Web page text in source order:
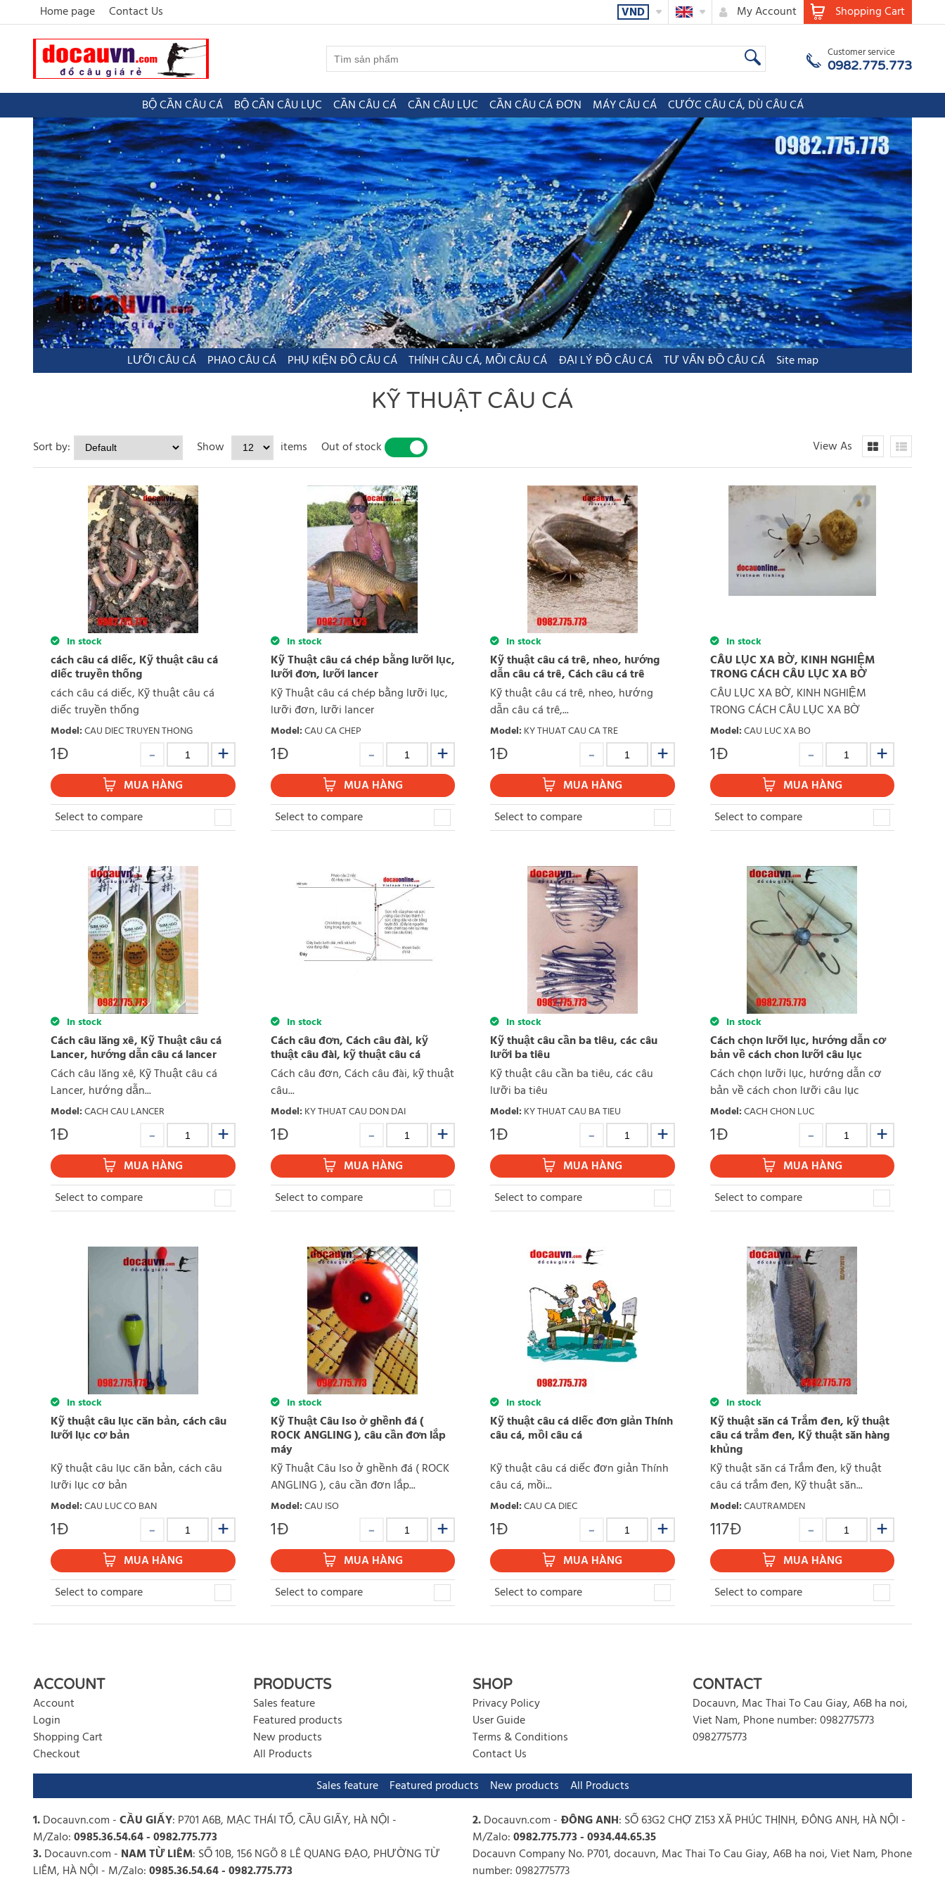
Home page Contact Us Shopping Cart
My Account
VND
Customer service
0982.775.773
BỘ CẦN CÂU CÁ BỘ CẦN CÂU LỤC CẦN CÂU CÁ CẦN CÂU LỤC CẦN CÂU CÁ ĐƠN MÁY CÂU CÁ CƯỚC CÂU CÁ, DÙ CÂU CÁ
LƯỠI CÂU CÁ PHAO CÂU CÁ PHỤ KIỆN ĐỒ CÂU CÁ THÍNH CÂU CÁ, MỒI CÂU CÁ ĐẠI LÝ ĐỒ CÂU CÁ TƯ VẤN ĐỒ CÂU CÁ Site map
KỸ THUẬT CÂU CÁ
View As
Sort by: Show items Out of stock
In stock
cách câu cá diếc, Kỹ thuật câu cá
diếc truyền thống
cách câu cá diếc, Kỹ thuật câu cá
diếc truyền thống
Model:CAU DIEC TRUYEN THONG
1Đ
MUA HÀNG
Select to compare
In stock
Kỹ Thuật câu cá chép bằng lưỡi lục,
lưỡi đơn, lưỡi lancer
Kỹ Thuật câu cá chép bằng lưỡi lục,
lưỡi đơn, lưỡi lancer
Model:CAU CA CHEP
1Đ
MUA HÀNG
Select to compare
In stock
Kỹ thuật câu cá trê, nheo, hướng
dẫn câu cá trê, Cách câu cá trê
Kỹ thuật câu cá trê, nheo, hướng
dẫn câu cá trê,...
Model: KY THUAT CAU CA TRE
1Đ
MUA HÀNG
Select to compare
In stock
CÂU LỤC XA BỜ, KINH NGHIỆM
TRONG CÁCH CÂU LỤC XA BỜ
CÂU LỤC XA BỜ, KINH NGHIỆM
TRONG CÁCH CÂU LỤC XA BỜ
Model:CAU LUC XA BO
1Đ
MUA HÀNG
Select to compare
In stock
Cách câu lăng xê, Kỹ Thuật câu cá
Lancer, hướng dẫn câu cá lancer
Cách câu lăng xê, Kỹ Thuật câu cá
Lancer, hướng dẫn...
Model:CACH CAU LANCER
1Đ
MUA HÀNG
Select to compare
In stock
Cách câu đơn, Cách câu đài, kỹ
thuật câu đài, kỹ thuật câu cá
Cách câu đơn, Cách câu đài, kỹ thuật
câu...
Model: KY THUAT CAU DON DAI
1Đ
MUA HÀNG
Select to compare
In stock
Kỹ thuật câu cần ba tiêu, các câu
lưỡi ba tiêu
Kỹ thuật câu cần ba tiêu, các câu
lưỡi ba tiêu
Model: KY THUAT CAU BA TIEU
1Đ
MUA HÀNG
Select to compare
In stock
Cách chọn lưỡi lục, hướng dẫn cơ
bản về cách chon lưỡi câu lục
Cách chọn lưỡi lục, hướng dẫn cơ
bản về cách chon lưỡi câu lục
Model:CACH CHON LUC
1Đ
MUA HÀNG
Select to compare
In stock
Kỹ thuật câu lục căn bản, cách câu
lưỡi lục cơ bản
Kỹ thuật câu lục căn bản, cách câu
lưỡi lục cơ bản
Model:CAU LUC CO BAN
1Đ
MUA HÀNG
Select to compare
In stock
Kỹ Thuật Câu Iso ở ghềnh đá (
ROCK ANGLING ), câu cần đơn lắp
máy
Kỹ Thuật Câu Iso ở ghềnh đá ( ROCK
ANGLING ), câu cần đơn lắp...
Model:CAU ISO
1Đ
MUA HÀNG
Select to compare
In stock
Kỹ thuật câu cá diếc đơn giản Thính
câu cá, mồi câu cá
Kỹ thuật câu cá diếc đơn giản Thính
câu cá, mồi...
Model:CAU CA DIEC
1Đ
MUA HÀNG
Select to compare
In stock
Kỹ thuật săn cá Trắm đen, kỹ thuật
câu cá trắm đen, Kỹ thuật săn hàng
khủng
Kỹ thuật săn cá Trắm đen, kỹ thuật
câu cá trắm đen, Kỹ thuật săn...
Model:CAUTRAMDEN
117Đ
MUA HÀNG
Select to compare
ACCOUNT
Account
Login
Shopping Cart
Checkout
PRODUCTS
Sales feature
Featured products
New products
All Products
SHOP
Privacy Policy
User Guide
Terms & Conditions
Contact Us
CONTACT
Docauvn, Mac Thai ToCau Giay,A6B ha noi,
Viet Nam, Phone number: 0982775773
0982775773
Sales feature Featured products New products
All Products
1.Docauvn.com -CẦU GIẤY: P701 A6B, MẠC THÁI TỔ, CẦU GIẤY, HÀ NỘI -
M/Zalo:0985.36.54.64 - 0982.775.773
3.Docauvn.com - NAM TỪ LIÊM: SỐ 10B, 156 NGÕ 8 LÊ QUANG ĐẠO, PHƯỜNG TỪ
LIÊM, HÀ NỘI - M/Zalo:0985.36.54.64 - 0982.775.773
2.Docauvn.com - ĐÔNG ANH: SỐ 63G2 CHỢ Z153 XÃ PHÚC THỊNH, ĐÔNG ANH, HÀ NỘI -
M/Zalo:0982.775.773 - 0934.44.65.35
Docauvn Company No. P701, docauvn, Mac Thai To Cau Giay, A6B ha noi, Viet Nam, Phone
number: 0982775773